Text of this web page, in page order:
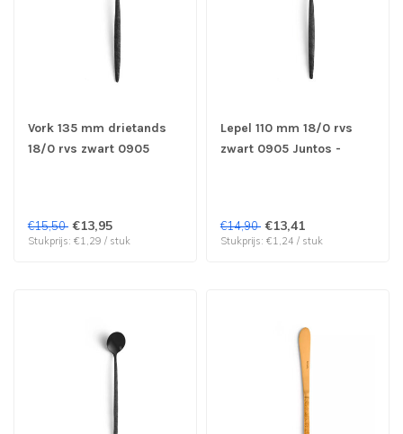
Vork 135 mm drietands
18/0 rvs zwart 0905
€15,50 €13,95
Stukprijs: €1,29 / stuk
Lepel 110 mm 18/0 rvs
zwart 0905 Juntos -
€14,90 €13,41
Stukprijs: €1,24 / stuk